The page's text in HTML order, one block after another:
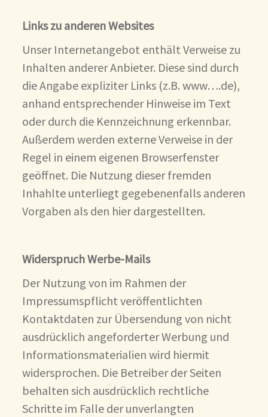
Links zu anderen Websites
Unser Internetangebot enthält Verweise zu
Inhalten anderer Anbieter. Diese sind durch
die Angabe expliziter Links (z.B. www….de),
anhand entsprechender Hinweise im Text
oder durch die Kennzeichnung erkennbar.
Außerdem werden externe Verweise in der
Regel in einem eigenen Browserfenster
geöffnet. Die Nutzung dieser fremden
Inhahlte unterliegt gegebenenfalls anderen
Vorgaben als den hier dargestellten.
Widerspruch Werbe-Mails
Der Nutzung von im Rahmen der
Impressumspflicht veröffentlichten
Kontaktdaten zur Übersendung von nicht
ausdrücklich angeforderter Werbung und
Informationsmaterialien wird hiermit
widersprochen. Die Betreiber der Seiten
behalten sich ausdrücklich rechtliche
Schritte im Falle der unverlangten